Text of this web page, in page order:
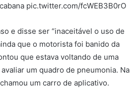
pic.twitter.com/fcWEB3B0rO
e disse ser “inaceitável o uso de
que o motorista foi banido da
que estava voltando de uma
um quadro de pneumonia. Na
um carro de aplicativo.